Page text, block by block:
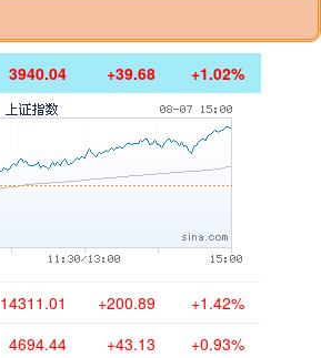
3940.04 +39.68 +1.02%
14311.01 +200.89 +1.42%
4694.44 +43.13 +0.93%